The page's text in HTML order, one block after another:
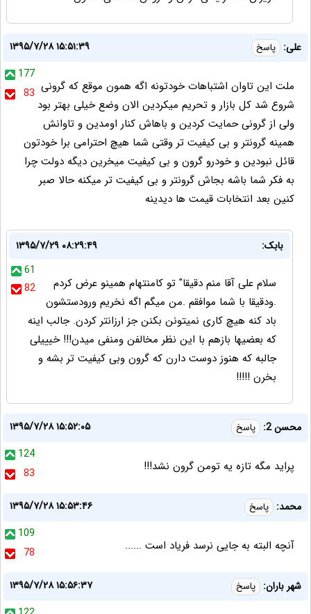
علی: پاسخ
۱۳۹۵/۷/۲۸ ۱۵:۵۱:۳۹
177
83 ملت این تاوان اشتباهات خودتونه اگه همون موقع که گرونی
شروع شد کل بازار و تحریم میکردین الان وضع خیلی بهتر بود
ولی از گرونی حمایت کردین و باهاش کنار اومدین و تاوانش
همینه گرونتر و بی کیفیت تر وقتی شما هیچ احترامی برا خودتون
قائل نبودین و خودرو گرون و بی کیفیت میخرین دیگه دولت چرا
به فکر شما باشه بجاش گرونتر و بی کیفیت تر میکنه حالا صبر
کنین بعد انتخابات قیمت ها دیدینه
بابک:
۱۳۹۵/۷/۲۹ ۰۸:۲۹:۴۹
61
82
سلام علی آقا منم دقیقا" تو کامنتهام همینو عرض کردم
.ودقیقا با شما موافقم .من میگم اگه نخریم ورودستشون
باد کنه هیچ کاری نمیتونن بکنن جز ارزانتر کردن. جالب اینه
که بعضیها بازهم با این نظر مخالفن ومنفی میدن!!! خیییلی
جالبه که هنوز دوست دارن که گرون وبی کیفیت تر بشه و
بخرن !!!!!
محسن 2: پاسخ
۱۳۹۵/۷/۲۸ ۱۵:۵۲:۰۵
124
83
پراید مگه تازه یه تومن گرون نشد!!!
محمد: پاسخ
۱۳۹۵/۷/۲۸ ۱۵:۵۳:۴۶
109
78
آنچه البته به جایی نرسد فریاد است ......
شهر باران: پاسخ
۱۳۹۵/۷/۲۸ ۱۵:۵۶:۳۷